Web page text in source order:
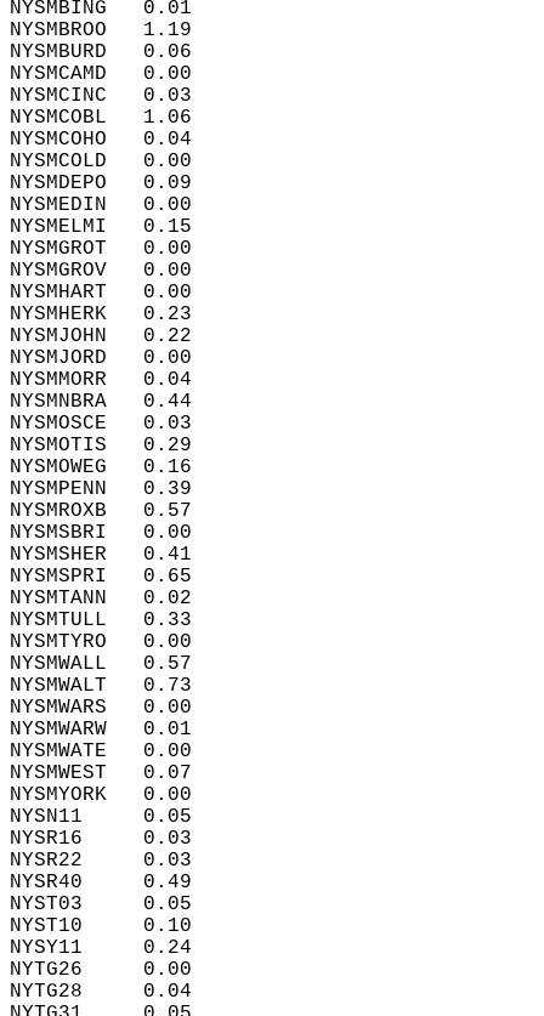
NYSMBING   0.01
NYSMBROO   1.19
NYSMBURD   0.06
NYSMCAMD   0.00
NYSMCINC   0.03
NYSMCOBL   1.06
NYSMCOHO   0.04
NYSMCOLD   0.00
NYSMDEPO   0.09
NYSMEDIN   0.00
NYSMELMI   0.15
NYSMGROT   0.00
NYSMGROV   0.00
NYSMHART   0.00
NYSMHERK   0.23
NYSMJOHN   0.22
NYSMJORD   0.00
NYSMMORR   0.04
NYSMNBRA   0.44
NYSMOSCE   0.03
NYSMOTIS   0.29
NYSMOWEG   0.16
NYSMPENN   0.39
NYSMROXB   0.57
NYSMSBRI   0.00
NYSMSHER   0.41
NYSMSPRI   0.65
NYSMTANN   0.02
NYSMTULL   0.33
NYSMTYRO   0.00
NYSMWALL   0.57
NYSMWALT   0.73
NYSMWARS   0.00
NYSMWARW   0.01
NYSMWATE   0.00
NYSMWEST   0.07
NYSMYORK   0.00
NYSN11     0.05
NYSR16     0.03
NYSR22     0.03
NYSR40     0.49
NYST03     0.05
NYST10     0.10
NYSY11     0.24
NYTG26     0.00
NYTG28     0.04